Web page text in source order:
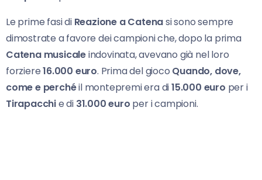
Le prime fasi di Reazione a Catenasi sono sempre
dimostrate a favore dei campioni che, dopo la prima
Catena musicaleindovinata, avevano già nel loro
forziere16.000 euro. Prima del gioco Quando, dove,
come e perchéil montepremi era di15.000 euro per i
Tirapacchie di 31.000euro per i campioni.